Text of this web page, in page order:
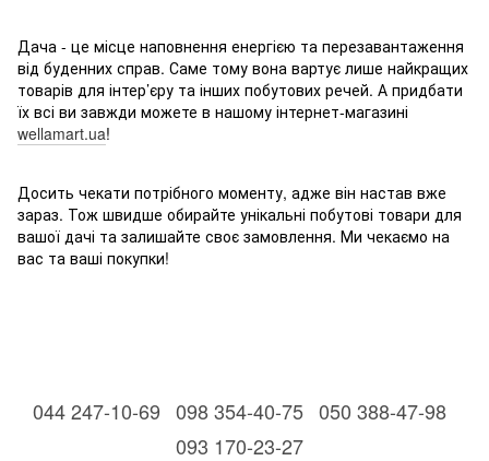
Дача - це місце наповнення енергією та перезавантаження
від буденних справ. Саме тому вона вартує лише найкращих
товарів для інтер’єру та інших побутових речей. А придбати
їх всі ви завжди можете в нашому інтернет-магазині
wellamart.ua!
Досить чекати потрібного моменту, адже він настав вже
зараз. Тож швидше обирайте унікальні побутові товари для
вашої дачі та залишайте своє замовлення. Ми чекаємо на
вас та ваші покупки!
044 247-10-69 098 354-40-75 050 388-47-98
093 170-23-27